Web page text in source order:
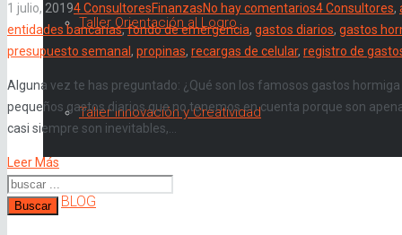
Taller Orientación al Logro
Taller Innovación y Creatividad
BLOG
1 julio, 20194 ConsultoresFinanzasNo hay comentarios4 Consultores,
entidades bancarias,fondo de emergencia, gastos diarios, gastos
presupuesto semanal , propinas, recargas de celular, registro de
Alguna vez te has preguntado: ¿Qué son los famosos gastos
pequeños gastos diarios que no tenemos en cuenta porque son
casi siempre son inevitables,…
Leer Más
Buscar